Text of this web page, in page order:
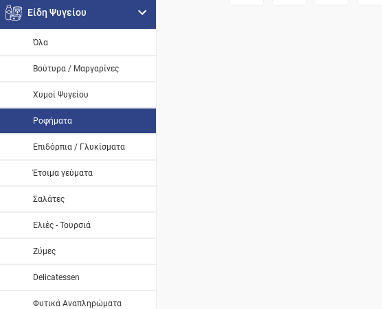
Είδη Ψυγείου
Όλα
Βούτυρα / Μαργαρίνες
Χυμοί Ψυγείου
Ροφήματα
Επιδόρπια / Γλυκίσματα
Έτοιμα γεύματα
Σαλάτες
Ελιές - Τουρσιά
Ζύμες
Delicatessen
Φυτικά Αναπληρώματα